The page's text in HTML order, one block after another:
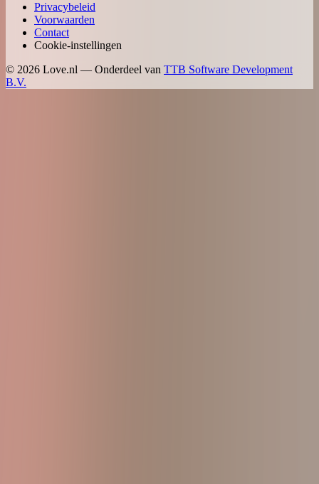
Privacybeleid
Voorwaarden
Contact
Cookie-instellingen
© 2026 Love.nl — Onderdeel van TTB Software Development
B.V.